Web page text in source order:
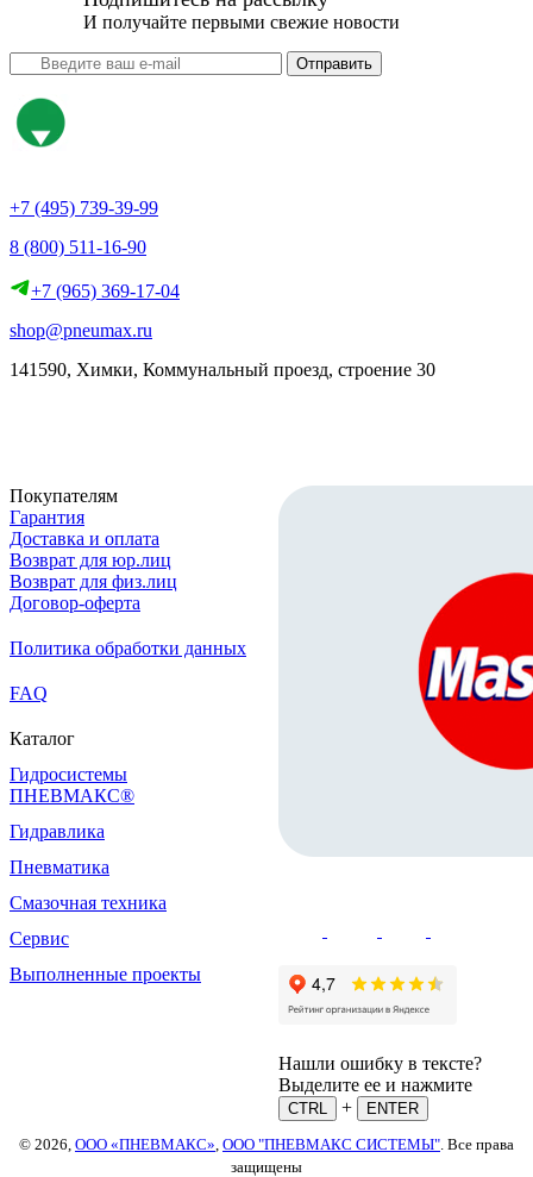
И получайте первыми свежие новости
Отправить
+7 (495) 739-39-99
8 (800) 511-16-90
+7 (965) 369-17-04
shop@pneumax.ru
141590, Химки, Коммунальный проезд, строение 30
Покупателям
Гарантия
Доставка и оплата
Возврат для юр.лиц
Возврат для физ.лиц
Договор-оферта
Политика обработки данных
FAQ
Каталог
Гидросистемы
ПНЕВМАКС®
Гидравлика
Пневматика
Смазочная техника
Сервис
Выполненные проекты
Нашли ошибку в тексте?
Выделите ее и нажмите
CTRL +
ENTER
© 2026, ООО «ПНЕВМАКС» ООО "ПНЕВМАКС СИСТЕМЫ" . Все права
защищены